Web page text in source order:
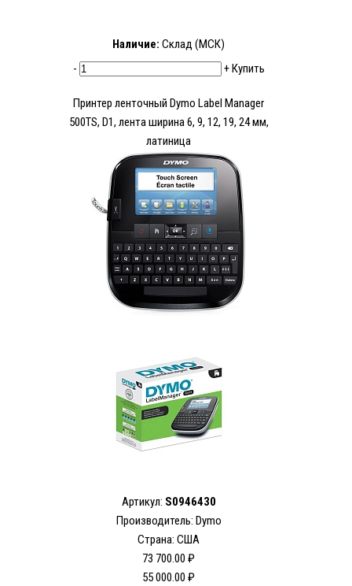
Наличие: Склад (МСК)
-
+Купить
Принтер ленточный Dymo Label Manager
500TS, D1, лента ширина 6, 9, 12, 19, 24 мм,
латиница
Артикул: S0946430
Производитель: Dymo
Страна: США
73 700.00 ₽
55 000.00 ₽